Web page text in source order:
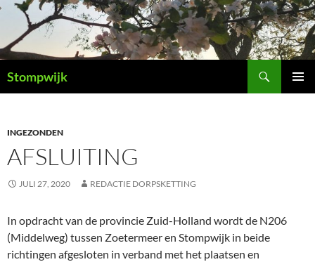
Ga
de
inhoud
Stompwijk
INGEZONDEN
AFSLUITING
JULI 27, 2020 REDACTIE DORPSKETTING
In opdracht van de provincie Zuid-Holland wordt de N206
(Middelweg) tussen Zoetermeer en Stompwijk in beide
richtingen afgesloten in verband met het plaatsen en